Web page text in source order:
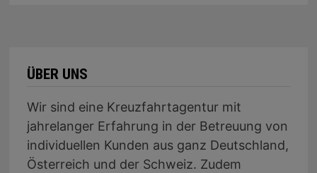
ÜBER UNS
Wir sind eine Kreuzfahrtagentur mit
jahrelanger Erfahrung in der Betreuung von
individuellen Kunden aus ganz Deutschland,
Österreich und der Schweiz. Zudem